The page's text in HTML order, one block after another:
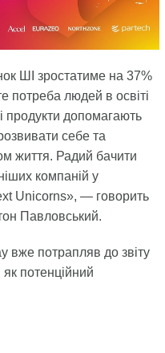
ШІ зростатиме на 37%
потреба людей в освіті
продукти допомагають
себе та
життя. Радий бачити
компаній у
Unicorns», — говорить
Павловський.
вже потрапляв до звіту
потенційний